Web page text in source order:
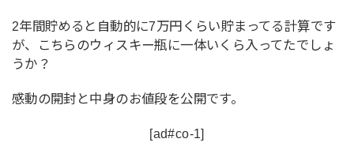
2年間貯めると自動的に7万円くらい貯まってる計算です
が、こちらのウィスキー瓶に一体いくら入ってたでしょ
うか？
感動の開封と中身のお値段を公開です。
[ad#co-1]